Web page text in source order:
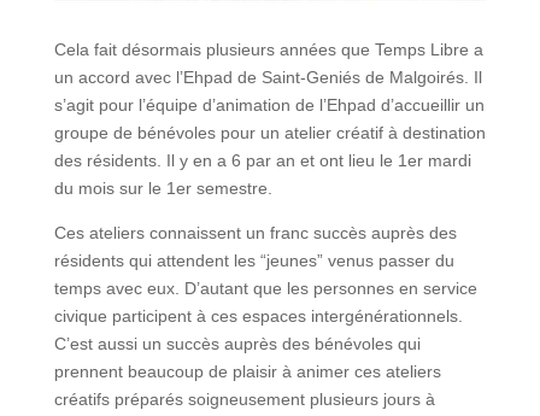
Cela fait désormais plusieurs années que Temps Libre a
un accord avec l’Ehpad de Saint-Geniés de Malgoirés. Il
s’agit pour l’équipe d’animation de l’Ehpad d’accueillir un
groupe de bénévoles pour un atelier créatif à destination
des résidents. Il y en a 6 par an et ont lieu le 1er mardi
du mois sur le 1er semestre.
Ces ateliers connaissent un franc succès auprès des
résidents qui attendent les “jeunes” venus passer du
temps avec eux. D’autant que les personnes en service
civique participent à ces espaces intergénérationnels.
C’est aussi un succès auprès des bénévoles qui
prennent beaucoup de plaisir à animer ces ateliers
créatifs préparés soigneusement plusieurs jours à